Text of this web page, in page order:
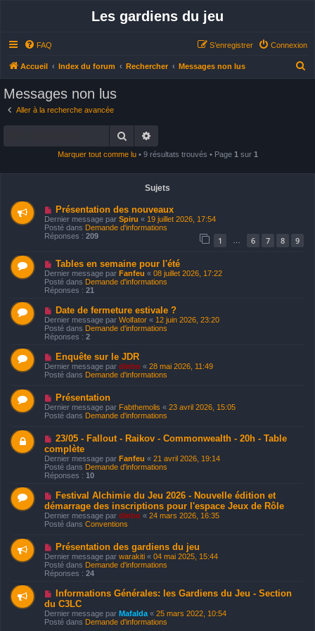
Les gardiens du jeu
FAQ Connexion
S’enregistrer
Accueil Index du forum Rechercher Messages non lus
Messages non lus
Aller à la recherche avancée
Rechercher
Marquer tout comme lu• 9 résultats trouvés • Page 1 sur 1
Sujets
N
o
u
v
e
u
m
e
s
s
g
e
Présentation des nouveaux
Dernier message par Spiru « 19 juillet 2026, 17:54
Posté dans Demande d'informations
Réponses : 209 1 6 7 8 9
N
o
u
v
e
u
m
e
s
a
g
e
Tables en semaine pour l'été
Dernier message par Fanfeu « 08 juillet 2026, 17:22
Posté dans Demande d'informations
Réponses : 21
N
o
u
v
e
u
m
e
s
a
g
e
Date de fermeture estivale ?
Dernier message par Wolfator « 12 juin 2026, 23:20
Posté dans Demande d'informations
Réponses : 2
N
o
u
v
u
m
s
a
g
e
Enquête sur le JDR
Dernier message par dinbo « 28 mai 2026, 11:49
Posté dans Demande d'informations
N
o
u
v
a
u
m
e
s
s
g
e
Présentation
Dernier message par Fabthemolis « 23 avril 2026, 15:05
Posté dans Demande d'informations
N
u
v
e
a
m
e
s
s
a
23/05 - Fallout - Raikov - Commonwealth - 20h - Table
complète
Dernier message par Fanfeu « 21 avril 2026, 19:14
Posté dans Demande d'informations
Réponses : 10
N
o
u
v
e
u
m
e
s
s
g
e
Festival Alchimie du Jeu 2026 - Nouvelle édition et
démarrage des inscriptions pour l'espace Jeux de Rôle
Dernier message par dinbo « 24 mars 2026, 16:35
Posté dans Conventions
N
o
u
v
e
u
m
e
s
Présentation des gardiens du jeu
Dernier message par warakiti « 04 mai 2025, 15:44
Posté dans Demande d'informations
Réponses : 24
N
u
v
e
Informations Générales: les Gardiens du Jeu - Section
du C3LC
Dernier message par Mafalda « 25 mars 2022, 10:54
Posté dans Demande d'informations